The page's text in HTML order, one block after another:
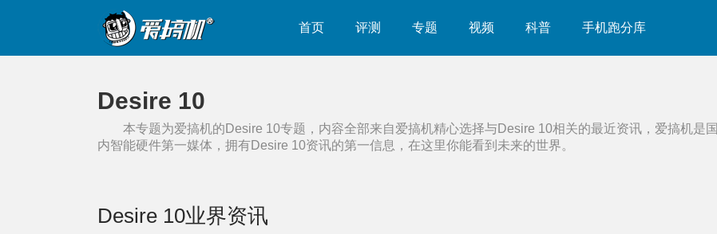
首页 评测 专题 视频 科普 手机跑分库
Desire 10
本专题为爱搞机的 Desire 10专题，内容全部来自爱搞机精心选择与 Desire 10相关的最近资讯，爱搞机是国
内智能硬件第一媒体，拥有Desire 10资讯的第一信息，在这里你能看到未来的世界。
Desire 10业界资讯